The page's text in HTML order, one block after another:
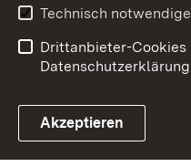
Benutzungshinweise
Technisch
Drittanbieter-Cookies
Akzeptieren